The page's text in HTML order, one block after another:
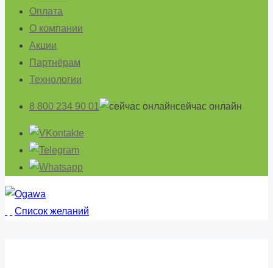
Оплата
О компании
Акции
Партнёрам
Технологии
8 800 234 90 01 cейчас онлайн
Список желаний